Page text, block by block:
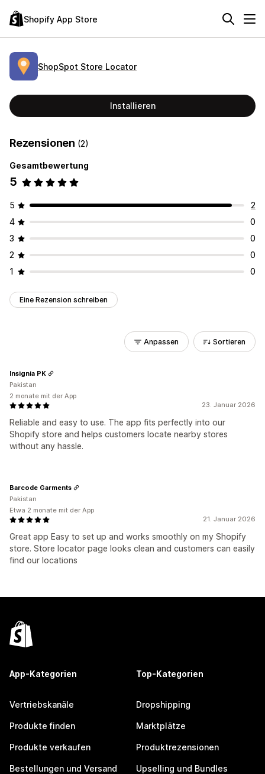
Shopify App Store
ShopSpot Store Locator
Installieren
Rezensionen (2)
Gesamtbewertung
5
5
2
4
0
3
0
2
0
1
0
Eine Rezension schreiben
Anpassen Sortieren
23. Januar 2026
Reliable and easy to use. The app fits perfectly into our
Shopify store and helps customers locate nearby stores
without any hassle.
Insignia PK
Pakistan
2 monate mit der App
21. Januar 2026
Great app Easy to set up and works smoothly on my Shopify
store. Store locator page looks clean and customers can easily
find our locations
Barcode Garments
Pakistan
Etwa 2 monate mit der App
App-Kategorien
Vertriebskanäle
Produkte finden
Produkte verkaufen
Bestellungen und Versand
Top-Kategorien
Dropshipping
Marktplätze
Produktrezensionen
Upselling und Bundles